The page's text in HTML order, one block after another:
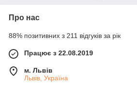
Про нас
88% позитивних з 211 відгуків за рік
Працює з 22.08.2019
м. Львів
Львів, Україна